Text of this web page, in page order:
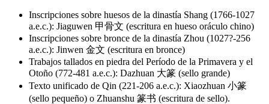
Inscripciones sobre huesos de la dinastía Shang (1766-1027
a.e.c.): Jiaguwen 甲骨文 (escritura en hueso oráculo chino)
Inscripciones sobre bronce de la dinastía Zhou (1027?-256
a.e.c.): Jinwen 金文 (escritura en bronce)
Trabajos tallados en piedra del Período de la Primavera y el
Otoño (772-481 a.e.c.): Dazhuan 大篆 (sello grande)
Texto unificado de Qin (221-206 a.e.c.): Xiaozhuan 小篆
(sello pequeño) o Zhuanshu 篆书 (escritura de sello).